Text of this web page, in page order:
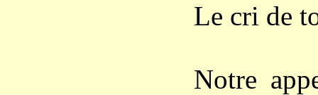
Le cri de
Notre